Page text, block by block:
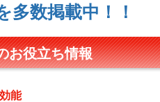
多数掲載中！！
お役立ち情報
能